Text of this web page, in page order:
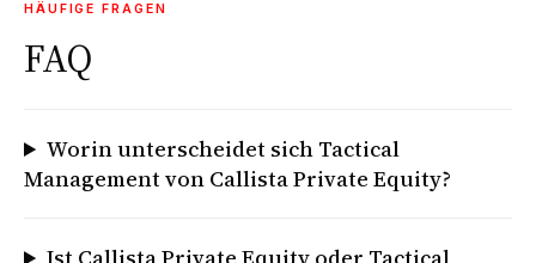
HÄUFIGE FRAGEN
FAQ
Worin unterscheidet sich Tactical
Management von Callista Private Equity?